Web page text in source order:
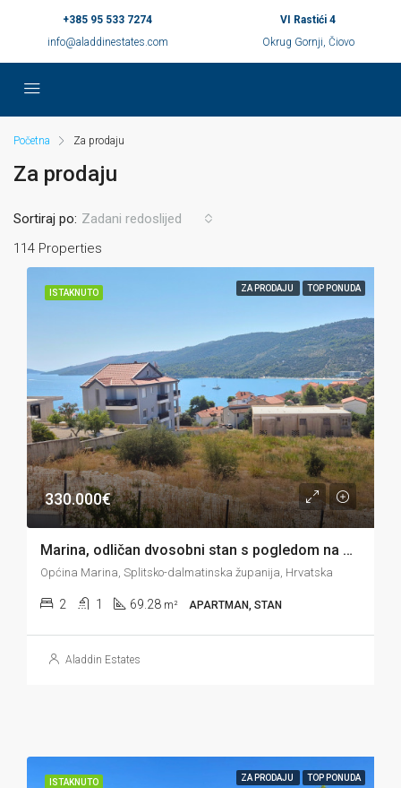
+385 95 533 7274
info@aladdinestates.com
VI Rastići 4
Okrug Gornji, Čiovo
Početna Za prodaju
Za prodaju
114 Properties
Sortiraj po: Zadani redoslijed
ISTAKNUTO ZA PRODAJU TOP PONUDA
330.000€
Marina, odličan dvosobni stan s pogledom na more, bazenom i vrtnom sjenicom, 69 m2
Općina Marina, Splitsko-dalmatinska županija, Hrvatska
2 1 69.28 m² APARTMAN, STAN
Aladdin Estates
ISTAKNUTO ZA PRODAJU TOP PONUDA